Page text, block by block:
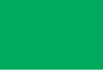
場合、匿名